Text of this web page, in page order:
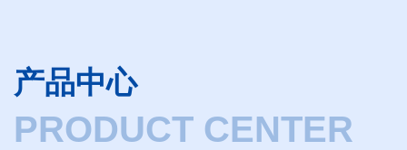
产品中心
PRODUCT CENTER